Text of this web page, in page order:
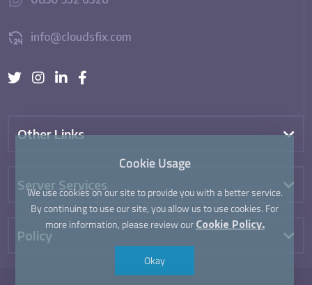
info@cloudsfix.com
Other Links
Server Services
Policy
Cookie Usage
We use cookies on our site to provide you with a better service.
By continuing to use our site, you allow us to use cookies. For
more information, please review our Cookie Policy.
Okay